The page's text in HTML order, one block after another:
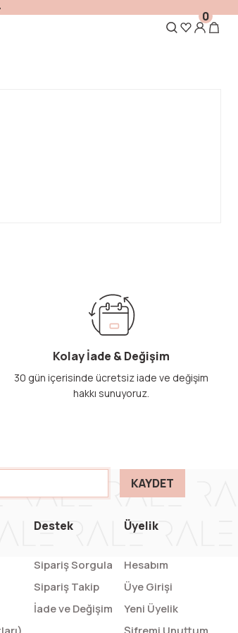
0
Kolay İade & Değişim
30 gün içerisinde ücretsiz iade ve değişim
hakkı sunuyoruz.
KAYDET
Destek
Sipariş Sorgula
Sipariş Takip
İade ve Değişim
Üyelik
Hesabım
Üye Girişi
Yeni Üyelik